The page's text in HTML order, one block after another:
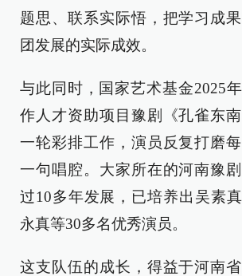
题思、联系实际悟，把学习成
团发展的实际成效。
与此同时，国家艺术基金2025
作人才资助项目豫剧《孔雀东
一轮彩排工作，演员反复打磨
一句唱腔。大家所在的河南豫
过10多年发展，已培养出吴素
永真等30多名优秀演员。
这支队伍的成长，得益于河南